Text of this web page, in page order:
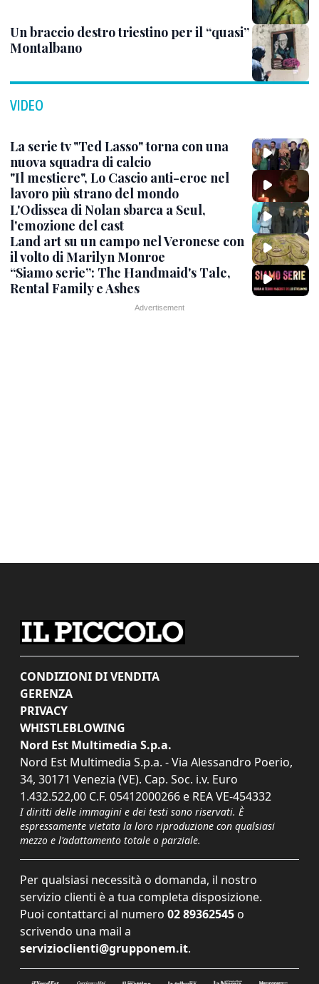
Un braccio destro triestino per il “quasi”
Montalbano
VIDEO
La serie tv "Ted Lasso" torna con una
nuova squadra di calcio
"Il mestiere", Lo Cascio anti-eroe nel
lavoro più strano del mondo
L'Odissea di Nolan sbarca a Seul,
l'emozione del cast
Land art su un campo nel Veronese con
il volto di Marilyn Monroe
“Siamo serie”: The Handmaid's Tale,
Rental Family e Ashes
CONDIZIONI DI VENDITA
GERENZA
PRIVACY
WHISTLEBLOWING
Nord Est Multimedia S.p.a.
Nord Est Multimedia S.p.a. - Via Alessandro Poerio,
34, 30171 Venezia (VE). Cap. Soc. i.v. Euro
1.432.522,00 C.F. 05412000266 e REA VE-454332
I diritti delle immagini e dei testi sono riservati. È
espressamente vietata la loro riproduzione con qualsiasi
mezzo e l'adattamento totale o parziale.
Per qualsiasi necessità o domanda, il nostro
servizio clienti è a tua completa disposizione.
Puoi contattarci al numero 02 89362545 o
scrivendo una mail a
servizioclienti@grupponem.it.